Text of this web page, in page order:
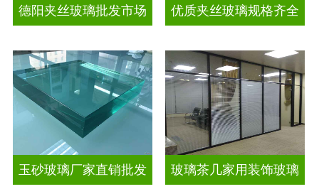
德阳夹丝玻璃批发市场 优质夹丝玻璃规格齐全
玉砂玻璃厂家直销批发 玻璃茶几家用装饰玻璃